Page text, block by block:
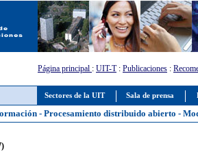
Sectores de la UIT Sala de prensa
Página principal : UIT-T: Publicaciones :
- Procesamiento distribuido abierto -